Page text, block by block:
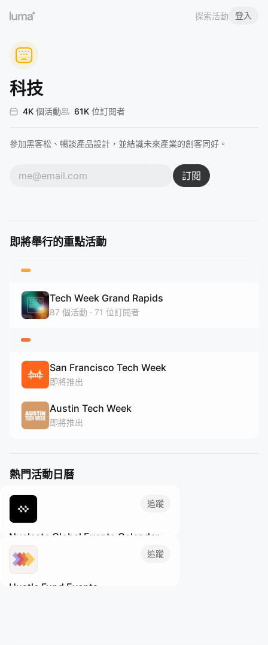
探索活動 登入
科技
4K 個活動 61K 位訂閱者
參加黑客松、暢談產品設計，並結識未來產業的創客同好。
訂閱
即將舉行的重點活動
Tech Week Grand Rapids
87 個活動 71 位訂閱者
San Francisco Tech Week
即將推出
Austin Tech Week
即將推出
熱門活動日曆
追蹤
Nucleate Global Events Calendar
Nucleate is a free, trainee-led 501(c)(3)
non-profit organization dedicated to
biotech leaders.
追蹤
Hustle Fund Events